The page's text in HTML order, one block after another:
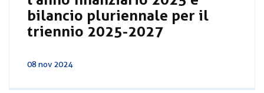
bilancio pluriennale per il
triennio 2025-2027
08 nov 2024